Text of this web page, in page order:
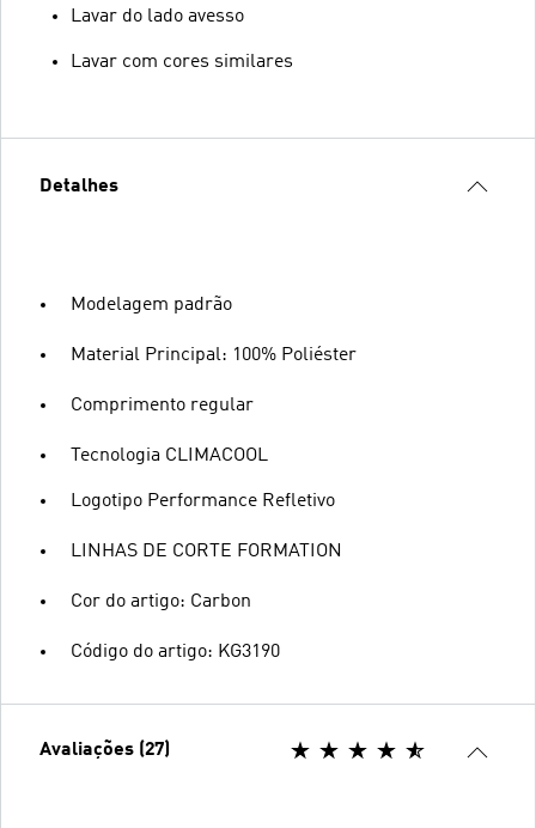
Lavar do lado avesso
Lavar com cores similares
Detalhes
Modelagem padrão
Material Principal: 100% Poliéster
Comprimento regular
Tecnologia CLIMACOOL
Logotipo Performance Refletivo
LINHAS DE CORTE FORMATION
Cor do artigo: Carbon
Código do artigo: KG3190
Avaliações (27)